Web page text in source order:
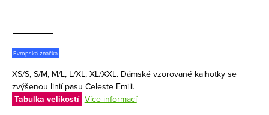
Evropská značka
XS/S, S/M, M/L, L/XL, XL/XXL. Dámské vzorované kalhotky se
zvýšenou linií pasu Celeste Emili.
Tabulka velikostí Více informací